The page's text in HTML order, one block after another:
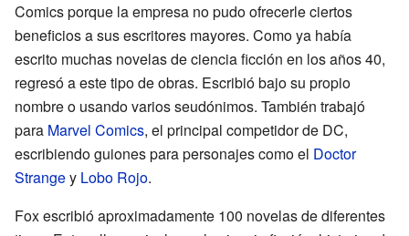
Comics porque la empresa no pudo ofrecerle ciertos
beneficios a sus escritores mayores. Como ya había
escrito muchas novelas de ciencia ficción en los años 40,
regresó a este tipo de obras. Escribió bajo su propio
nombre o usando varios seudónimos. También trabajó
para Marvel Comics, el principal competidor de DC,
escribiendo guiones para personajes como el Doctor
Strangey Lobo Rojo.
Fox escribió aproximadamente 100 novelas de diferentes